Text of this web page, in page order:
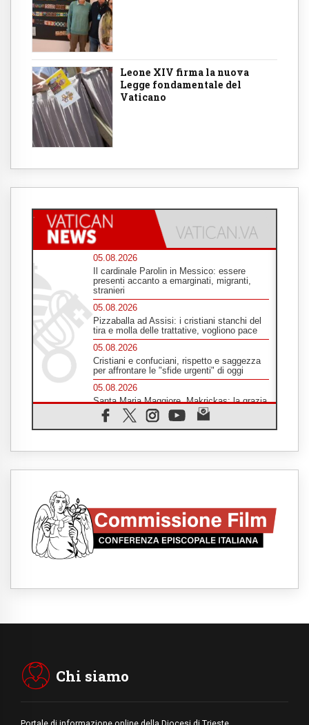
Leone XIV firma la nuova
Legge fondamentale del
Vaticano
05.08.2026
Il cardinale Parolin in Messico: essere
presenti accanto a emarginati, migranti,
stranieri
05.08.2026
Pizzaballa ad Assisi: i cristiani stanchi del
tira e molla delle trattative, vogliono pace
05.08.2026
Cristiani e confuciani, rispetto e saggezza
per affrontare le "sfide urgenti" di oggi
05.08.2026
Santa Maria Maggiore, Makrickas: la grazia
di Dio scende ancora sul mondo
05.08.2026
social non saziano, vogliamo cose grandi"
05.08.2026
05.08.2026
Dal Papa all'udienza generale la forza del
"circolo degli eroi"
pace
una prova difficile
Chi siamo